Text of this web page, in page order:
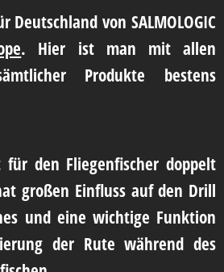
von SALMOLOGIC
. Hier ist man mit allen
Produkte bestens
den Fliegenfischer doppelt
großen Einfluss auf den Drill
und eine wichtige Funktion
der Rute während des